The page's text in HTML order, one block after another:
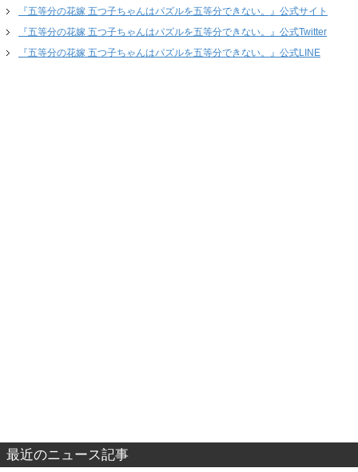
『五等分の花嫁 五つ子ちゃんはパズルを五等分できない。』公式サイト
『五等分の花嫁 五つ子ちゃんはパズルを五等分できない。』公式Twitter
『五等分の花嫁 五つ子ちゃんはパズルを五等分できない。』公式LINE
最近のニュース記事